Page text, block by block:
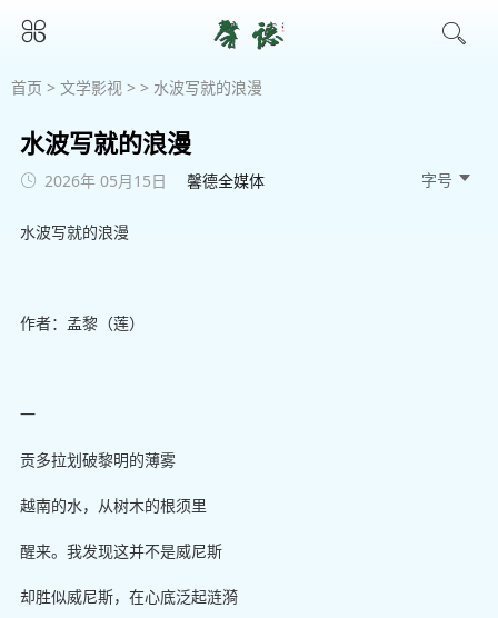
首页 > 文学影视 > > 水波写就的浪漫
水波写就的浪漫
2026年 05月15日 馨德全媒体 字号
水波写就的浪漫
作者：孟黎（莲）
一
贡多拉划破黎明的薄雾
越南的水，从树木的根须里
醒来。我发现这并不是威尼斯
却胜似威尼斯，在心底泛起涟漪